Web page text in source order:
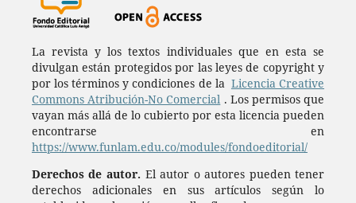
La revista y los textos individuales que en esta se
divulgan están protegidos por las leyes de copyright y
por los términos y condiciones de la Licencia Creative
Commons Atribución-No Comercial . Los permisos que
vayan más allá de lo cubierto por esta licencia pueden
encontrarse en
https://www.funlam.edu.co/modules/fondoeditorial/
Derechos de autor. El autor o autores pueden tener
derechos adicionales en sus artículos según lo